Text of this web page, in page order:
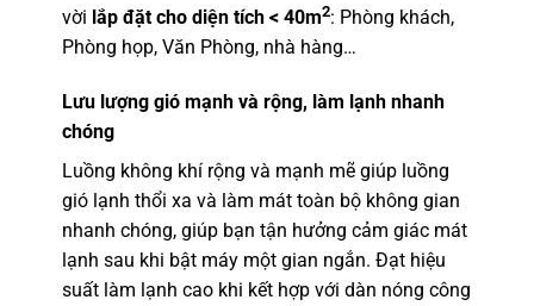
vời lắp đặt cho diện tích < 40m2: Phòng khách,
Phòng họp, Văn Phòng, nhà hàng…
Lưu lượng gió mạnh và rộng, làm lạnh nhanh
chóng
Luồng không khí rộng và mạnh mẽ giúp luồng
gió lạnh thổi xa và làm mát toàn bộ không gian
nhanh chóng, giúp bạn tận hưởng cảm giác mát
lạnh sau khi bật máy một gian ngắn. Đạt hiệu
suất làm lạnh cao khi kết hợp với dàn nóng công